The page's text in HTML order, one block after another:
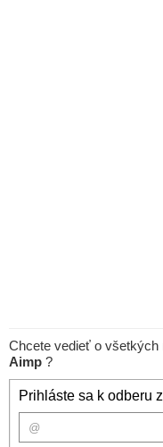
Chcete vedieť o všetkých
Aimp ?
Prihláste sa k odberu